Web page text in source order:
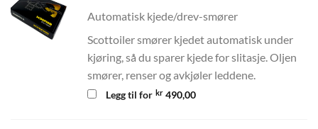
Automatisk kjede/drev-smører
Scottoiler smører kjedet automatisk under
kjøring, så du sparer kjede for slitasje. Oljen
smører, renser og avkjøler leddene.
Legg til for kr 490,00